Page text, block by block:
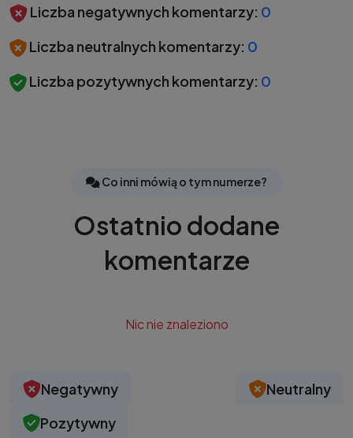
Liczba negatywnych komentarzy: 0
Liczba neutralnych komentarzy: 0
Liczba pozytywnych komentarzy: 0
Co inni mówią o tym numerze?
Ostatnio dodane
komentarze
Nic nie znaleziono
Negatywny
Neutralny
Pozytywny